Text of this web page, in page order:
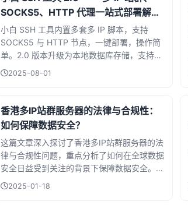
SOCKS5、HTTP 代理一站式部署解决
方案
小白 SSH 工具内置多套多 IP 脚本，支持
SOCKS5 与 HTTP 节点，一键部署，操作简
单。2.0 版本升级为本地数据库存储，支持数
据导入导出、SSH 隧道与 FTP 设置，支持
2025-08-01
香港多IP站群服务器的法律与合规性：
如何保障数据安全？
这篇文章深入探讨了香港多IP站群服务器的法
律与合规性问题，重点分析了如何在全球数据
安全日益受到关注的背景下保障数据安全。文
章首先介绍了香港作为数据中心枢纽的优势，
2025-01-18